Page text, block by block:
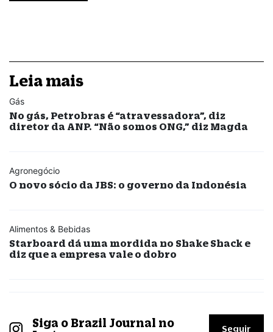
Leia mais
Gás
No gás, Petrobras é “atravessadora”, diz
diretor da ANP. “Não somos ONG,” diz Magda
Agronegócio
O novo sócio da JBS: o governo da Indonésia
Alimentos & Bebidas
Starboard dá uma mordida no Shake Shack e
diz que a empresa vale o dobro
Siga o Brazil Journal no
Seguir